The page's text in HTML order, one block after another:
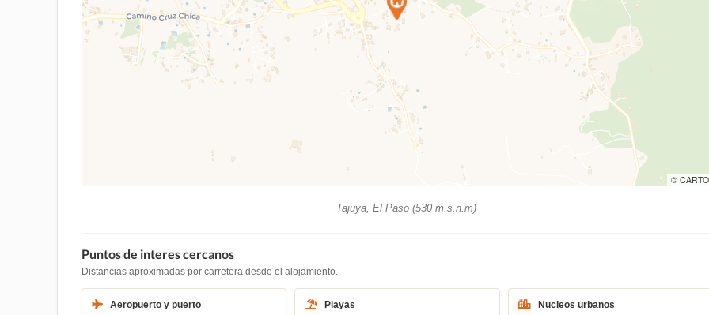
© CARTO
Tajuya, El Paso (530 m.s.n.m)
Puntos de interes cercanos
Distancias aproximadas por carretera desde el alojamiento.
Aeropuerto y puerto Playas Nucleos urbanos